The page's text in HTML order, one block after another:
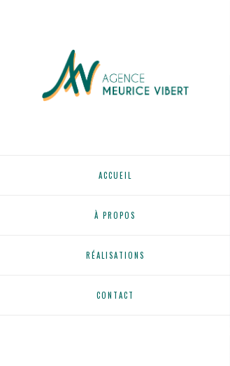
ACCUEIL
À PROPOS
RÉALISATIONS
CONTACT